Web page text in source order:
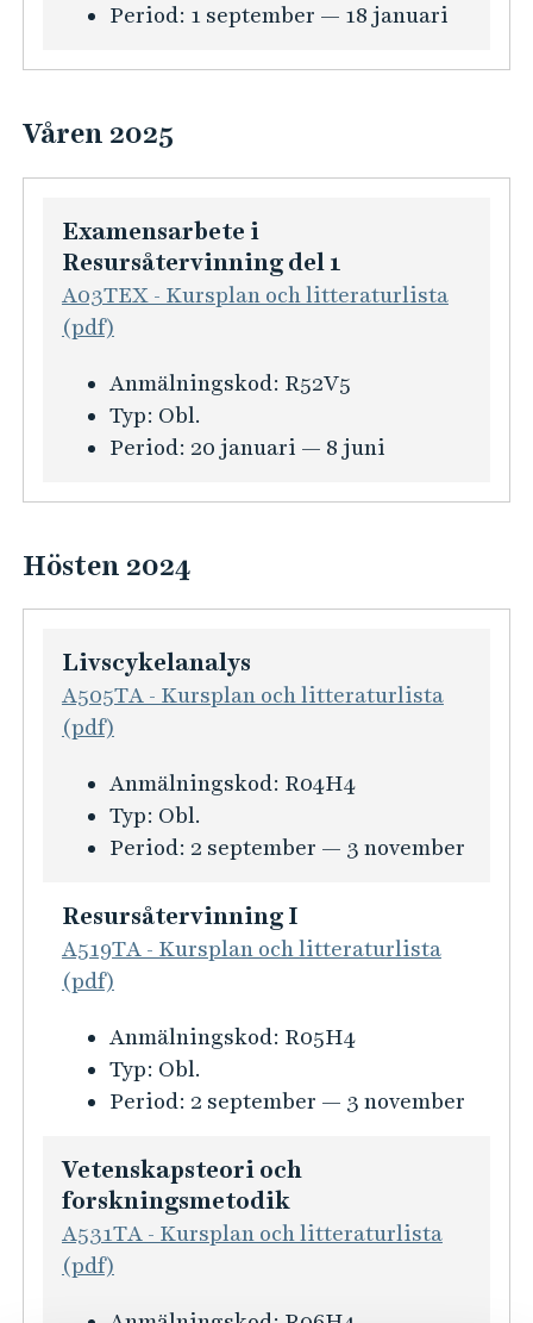
r
i
f
o
m
a
t
i
r
x
e
n
s
r
b
e
e
i
R
s
u
r
å
t
e
r
Period: 1 september — 18 januari
Våren 2025
Examensarbete i
Resursåtervinning del 1
A03TEX - Kursplan och litteraturlista
(pdf)
K
u
r
i
f
o
m
a
t
o
n
f
r
E
x
a
m
e
a
r
b
e
t
Anmälningskod: R52V5
Typ: Obl.
Period: 20 januari — 8 juni
Hösten 2024
Livscykelanalys
A505TA - Kursplan och litteraturlista
(pdf)
K
u
r
i
n
f
r
m
a
i
o
n
f
Anmälningskod: R04H4
Typ: Obl.
Period: 2 september — 3 november
Resursåtervinning I
A519TA - Kursplan och litteraturlista
(pdf)
K
u
r
i
n
f
o
Anmälningskod: R05H4
Typ: Obl.
Period: 2 september — 3 november
Vetenskapsteori och
forskningsmetodik
A531TA - Kursplan och litteraturlista
(pdf)